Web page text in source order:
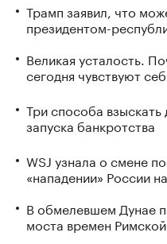
Трамп заявил, что
президентом-
Великая усталость.
сегодня чувствуют
Три способа
запуска банкротства
WSJ узнала о смене
«нападении» России
В обмелевшем Дунае
моста времен